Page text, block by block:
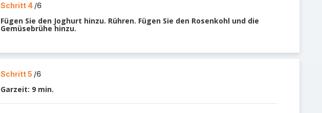
Schritt 4 /6
Fügen Sie den Joghurt hinzu. Rühren. Fügen Sie den Rosenkohl und die
Gemüsebrühe hinzu.
Schritt 5 /6
Garzeit: 9 min.